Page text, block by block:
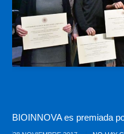
BIOINNOVA es premiada